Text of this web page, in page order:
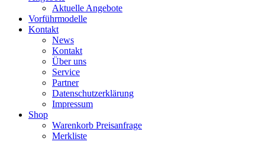
Aktuelle Angebote
Vorführmodelle
Kontakt
News
Kontakt
Über uns
Service
Partner
Datenschutzerklärung
Impressum
Shop
Warenkorb Preisanfrage
Merkliste